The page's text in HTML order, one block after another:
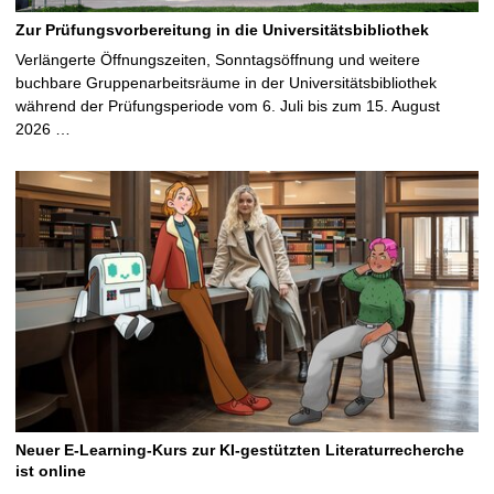
Zur Prüfungsvorbereitung in die Universitätsbibliothek
Verlängerte Öffnungszeiten, Sonntagsöffnung und weitere
buchbare Gruppenarbeitsräume in der Universitätsbibliothek
während der Prüfungsperiode vom 6. Juli bis zum 15. August
2026 …
Neuer E-Learning-Kurs zur KI-gestützten Literaturrecherche
ist online